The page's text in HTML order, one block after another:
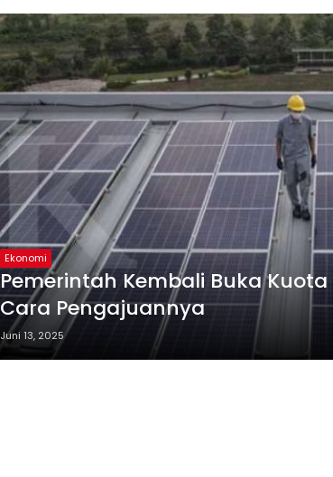
Ekonomi
Pemerintah Kembali Buka Kuota
Cara Pengajuannya
Juni 13, 2025